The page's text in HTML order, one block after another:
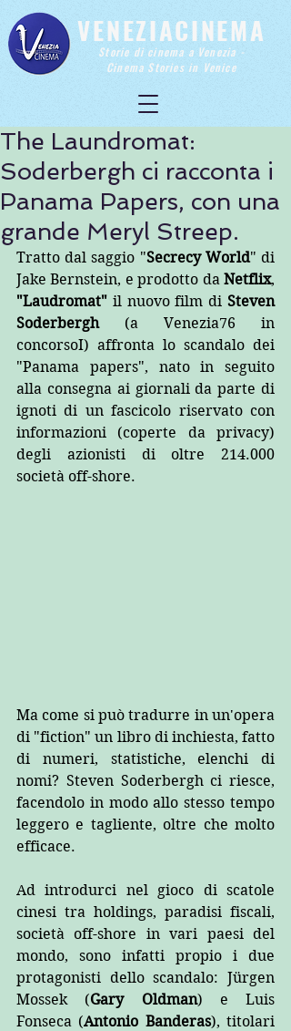
Storie di cinema a Venezia -
Cinema Stories in Venice
VENEZIACINEMA
The Laundromat:
Soderbergh ci racconta i
Panama Papers, con una
grande Meryl Streep.
Tratto dal saggio "Secrecy World" di
Jake Bernstein, e prodotto da Netflix
"Laudromat" il nuovo film di Steven
Soderbergh (a Venezia76 in
concorsoI) affronta lo scandalo dei
"Panama papers", nato in seguito
alla consegna ai giornali da parte di
ignoti di un fascicolo riservato con
informazioni (coperte da privacy)
degli azionisti di oltre 214.000
società off-shore.
Ma come si può tradurre in un'opera
di "fiction" un libro di inchiesta, fatto
di numeri, statistiche, elenchi di
nomi? Steven Soderbergh ci riesce,
facendolo in modo allo stesso tempo
leggero e tagliente, oltre che molto
efficace.
Ad introdurci nel gioco di scatole
cinesi tra holdings, paradisi fiscali,
società off-shore in vari paesi del
mondo, sono infatti propio i due
protagonisti dello scandalo: Jürgen
Mossek (Gary Oldman) e Luis
Fonseca (Antonio Banderas), titolari